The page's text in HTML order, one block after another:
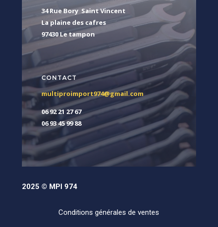
34 Rue Bory Saint Vincent
La plaine des cafres
97430 Le tampon
CONTACT
multiproimport974@gmail.com
06 92 21 27 67
06 93 45 99 88
2025 © MPI 974
Conditions générales de ventes